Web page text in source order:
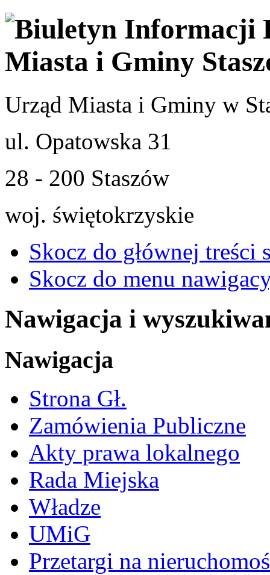
Urząd Miasta i Gminy w
ul. Opatowska 31
28 - 200 Staszów
woj. świętokrzyskie
Skocz do głównej treści
Skocz do menu
Nawigacja i
Nawigacja
Strona Gł.
Zamówienia Publiczne
Akty prawa lokalnego
Rada Miejska
Władze
UMiG
Przetargi na